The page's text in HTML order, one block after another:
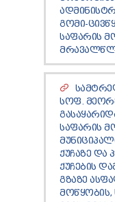
ᲢᲔᲜᲓᲔᲠᲔᲑᲘ
ᲞᲠᲔᲖᲘᲓᲔᲜᲢᲘᲡᲗᲕᲘᲡ
ᲞᲐᲠᲚᲐᲛᲔᲜᲢᲘᲡᲗᲕᲘᲡ
ᲡᲐᲯᲐᲠᲝ
ᲞᲔᲠᲡᲝᲜᲐᲚᲣᲠ
ᲡᲐᲛᲐᲠᲗᲚᲔᲑᲠᲘᲕᲘ
ᲒᲐᲡᲐᲩᲘᲕᲠᲔᲑᲘᲡ
ᲒᲝᲛᲘ-
ᲡᲐᲤᲐᲠᲘᲡ
ᲡᲝᲤ.
ᲡᲐᲤᲐᲠᲘᲡ
ᲥᲣᲩᲐᲖᲔ ᲓᲐ
ᲥᲣᲩᲔᲑᲘᲡ
ᲒᲖᲐᲖᲔ
ᲛᲝᲬᲧᲝᲑᲘᲡ,